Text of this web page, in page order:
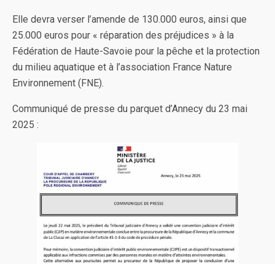
Elle devra verser l’amende de 130.000 euros, ainsi que
25.000 euros pour « réparation des préjudices » à la
Fédération de Haute-Savoie pour la pêche et la protection
du milieu aquatique et à l’association France Nature
Environnement (FNE).
Communiqué de presse du parquet d’Annecy du 23 mai
2025 :